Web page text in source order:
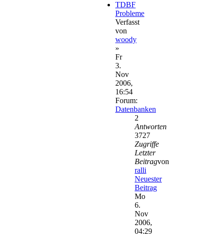
TDBF
Probleme
Verfasst
von
woody
»
Fr
3.
Nov
2006,
16:54
Forum:
Datenbanken
2
Antworten
3727
Zugriffe
Letzter
Beitragvon
ralli
Neuester
Beitrag
Mo
6.
Nov
2006,
04:29